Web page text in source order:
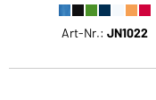
Art-Nr.: JN1022